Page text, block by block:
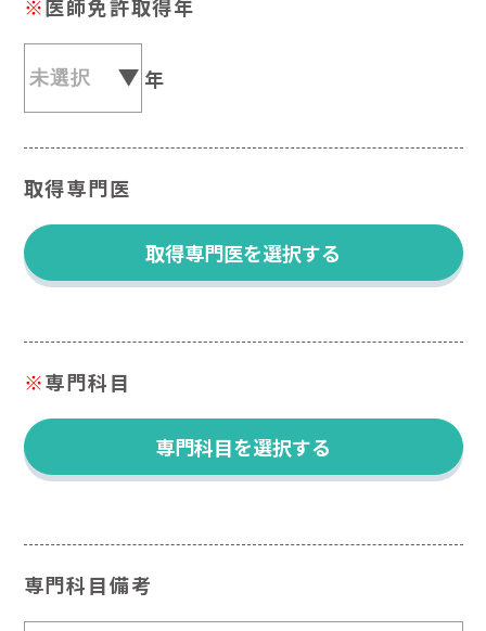
※医師免許取得年
年
取得専門医
取得専門医を選択する
※専門科目
専門科目を選択する
専門科目備考